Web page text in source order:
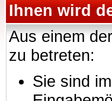
Ihnen wird
Aus einem
zu betreten:
Sie sind